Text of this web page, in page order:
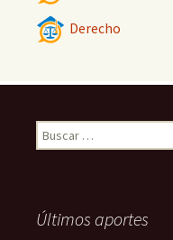
Derecho
Buscar:
Últimos aportes